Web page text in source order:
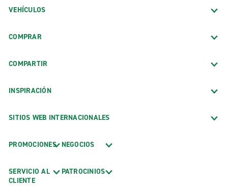
VEHÍCULOS
COMPRAR
COMPARTIR
INSPIRACIÓN
SITIOS WEB INTERNACIONALES
PROMOCIONES
SERVICIO AL
CLIENTE
NEGOCIOS
PATROCINIOS